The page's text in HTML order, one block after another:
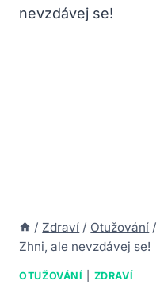
/ Zdraví / Otužování /
Zhni, ale nevzdávej se!
OTUŽOVÁNÍ ZDRAVÍ